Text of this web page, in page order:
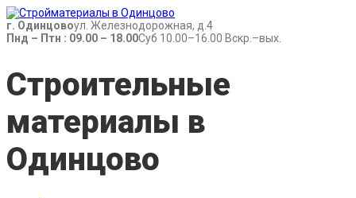
г. Одинцовоул. Железнодорожная, д.4
Пнд – Птн : 09.00 – 18.00Суб 10.00–16.00 Вскр.–вых.
Строительные
материалы в
Одинцово